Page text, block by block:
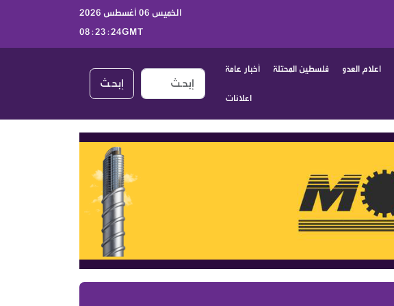
الخميس 06 أغسطس 2026
08:23:25GMT
اعلام العدو فلسطين المحتلة أخبار عامة
اعلانات
إبحـث